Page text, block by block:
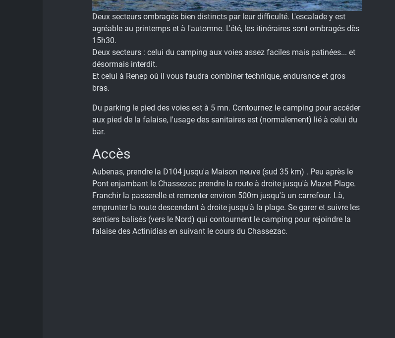
Deux secteurs ombragés bien distincts par leur difficulté. L'escalade y est
agréable au printemps et à l'automne. L'été, les itinéraires sont ombragés dès
15h30.
Deux secteurs : celui du camping aux voies assez faciles mais patinées... et
désormais interdit.
Et celui à Renep où il vous faudra combiner technique, endurance et gros
bras.
Du parking le pied des voies est à 5 mn. Contournez le camping pour accéder
aux pied de la falaise, l'usage des sanitaires est (normalement) lié à celui du
bar.
Accès
Aubenas, prendre la D104 jusqu'a Maison neuve (sud 35 km) . Peu après le
Pont enjambant le Chassezac prendre la route à droite jusqu'à Mazet Plage.
Franchir la passerelle et remonter environ 500m jusqu'à un carrefour. Là,
emprunter la route descendant à droite jusqu'à la plage. Se garer et suivre les
sentiers balisés (vers le Nord) qui contournent le camping pour rejoindre la
falaise des Actinidias en suivant le cours du Chassezac.